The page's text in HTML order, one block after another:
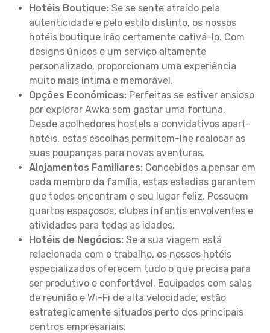
Hotéis Boutique: Se se sente atraído pela
autenticidade e pelo estilo distinto, os nossos
hotéis boutique irão certamente cativá-lo. Com
designs únicos e um serviço altamente
personalizado, proporcionam uma experiência
muito mais íntima e memorável.
Opções Económicas: Perfeitas se estiver ansioso
por explorar Awka sem gastar uma fortuna.
Desde acolhedores hostels a convidativos apart-
hotéis, estas escolhas permitem-lhe realocar as
suas poupanças para novas aventuras.
Alojamentos Familiares: Concebidos a pensar em
cada membro da família, estas estadias garantem
que todos encontram o seu lugar feliz. Possuem
quartos espaçosos, clubes infantis envolventes e
atividades para todas as idades.
Hotéis de Negócios: Se a sua viagem está
relacionada com o trabalho, os nossos hotéis
especializados oferecem tudo o que precisa para
ser produtivo e confortável. Equipados com salas
de reunião e Wi-Fi de alta velocidade, estão
estrategicamente situados perto dos principais
centros empresariais.